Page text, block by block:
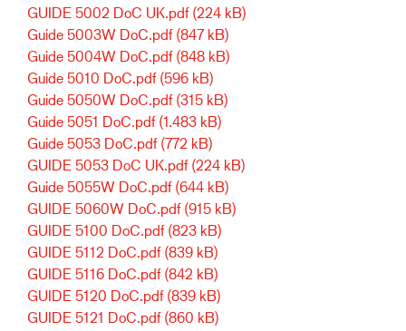
GUIDE 5002 DoC UK.pdf (224 kB)
Guide 5003W DoC.pdf (847 kB)
Guide 5004W DoC.pdf (848 kB)
Guide 5010 DoC.pdf (596 kB)
Guide 5050W DoC.pdf (315 kB)
Guide 5051 DoC.pdf (1.483 kB)
Guide 5053 DoC.pdf (772 kB)
GUIDE 5053 DoC UK.pdf (224 kB)
Guide 5055W DoC.pdf (644 kB)
GUIDE 5060W DoC.pdf (915 kB)
GUIDE 5100 DoC.pdf (823 kB)
GUIDE 5112 DoC.pdf (839 kB)
GUIDE 5116 DoC.pdf (842 kB)
GUIDE 5120 DoC.pdf (839 kB)
GUIDE 5121 DoC.pdf (860 kB)